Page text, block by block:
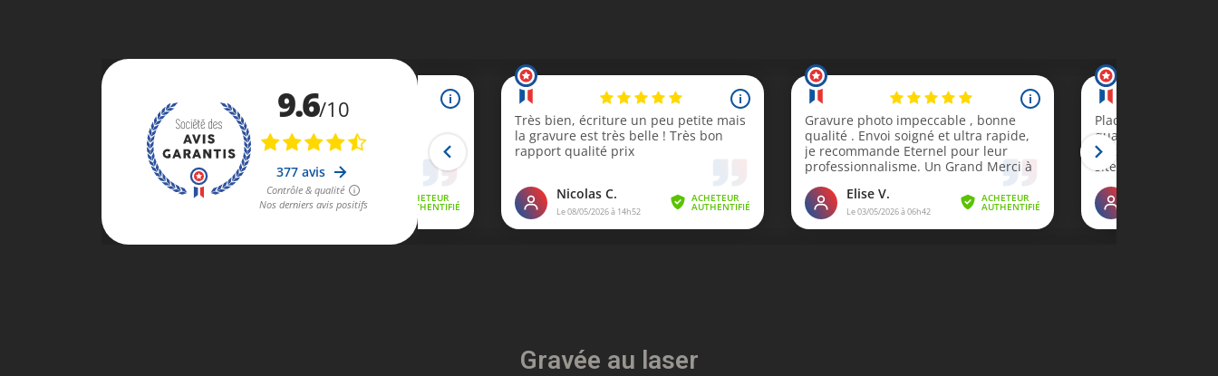
Gravée au laser